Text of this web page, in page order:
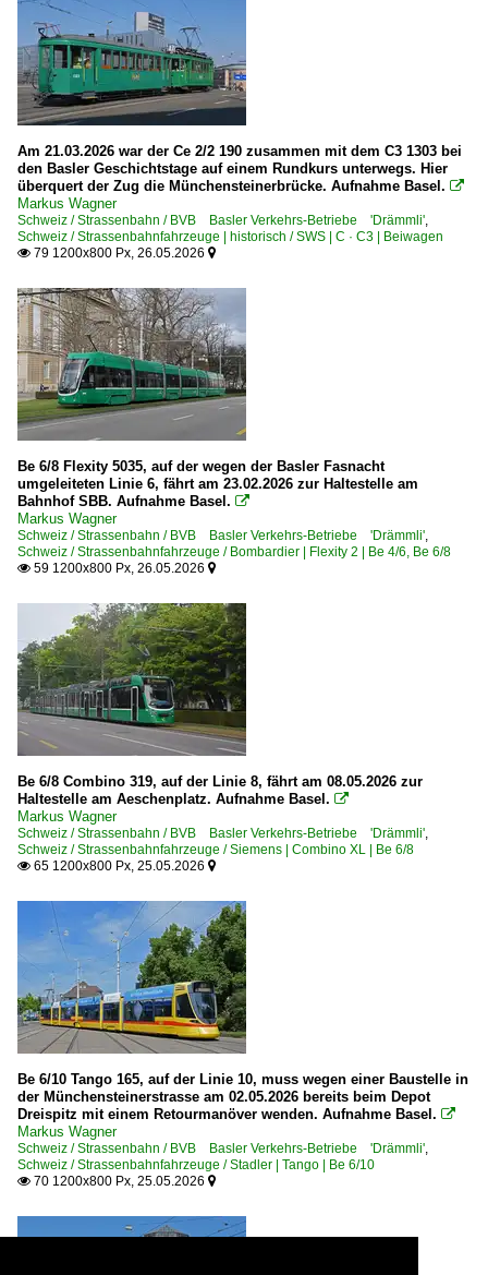
Am 21.03.2026 war der Ce 2/2 190 zusammen mit dem C3 1303 bei
den Basler Geschichtstage auf einem Rundkurs unterwegs. Hier
überquert der Zug die Münchensteinerbrücke. Aufnahme Basel. 
Markus Wagner
Schweiz / Strassenbahn / BVB Basler Verkehrs-Betriebe 'Drämmli'
Schweiz / Strassenbahnfahrzeuge | historisch / SWS | C · C3 | Beiwagen
 79 1200x800 Px, 26.05.2026 
Be 6/8 Flexity 5035, auf der wegen der Basler Fasnacht
umgeleiteten Linie 6, fährt am 23.02.2026 zur Haltestelle am
Bahnhof SBB. Aufnahme Basel. 
Markus Wagner
Schweiz / Strassenbahn / BVB Basler Verkehrs-Betriebe 'Drämmli'
Schweiz / Strassenbahnfahrzeuge / Bombardier | Flexity 2 | Be 4/6, Be 6/8
 59 1200x800 Px, 26.05.2026 
Be 6/8 Combino 319, auf der Linie 8, fährt am 08.05.2026 zur
Haltestelle am Aeschenplatz. Aufnahme Basel. 
Markus Wagner
Schweiz / Strassenbahn / BVB Basler Verkehrs-Betriebe 'Drämmli'
Schweiz / Strassenbahnfahrzeuge / Siemens | Combino XL | Be 6/8
 65 1200x800 Px, 25.05.2026 
Be 6/10 Tango 165, auf der Linie 10, muss wegen einer Baustelle in
der Münchensteinerstrasse am 02.05.2026 bereits beim Depot
Dreispitz mit einem Retourmanöver wenden. Aufnahme Basel. 
Markus Wagner
Schweiz / Strassenbahn / BVB Basler Verkehrs-Betriebe 'Drämmli'
Schweiz / Strassenbahnfahrzeuge / Stadler | Tango | Be 6/10
 70 1200x800 Px, 25.05.2026 